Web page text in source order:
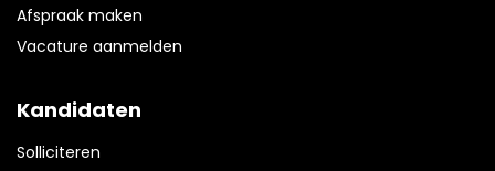
Afspraak maken
Vacature aanmelden
Kandidaten
Solliciteren